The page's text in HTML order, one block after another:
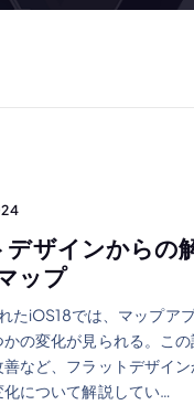
デザインからの
ップ
たiOS18では、マップア
かの変化が見られる。こ
など、フラットデザイン
について解説してい…